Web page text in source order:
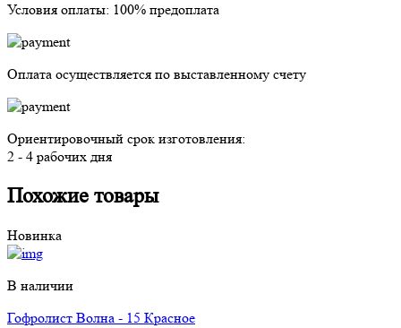
Условия оплаты: 100% предоплата
Оплата осуществляется по выставленному счету
Ориентировочный срок изготовления:
2 - 4 рабочих дня
Похожие товары
Новинка
В наличии
Гофролист Волна - 15 Красное